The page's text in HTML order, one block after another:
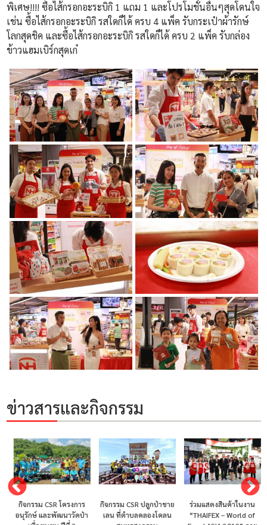
พิเศษ!!!! ซื้อไส้กรอกอะระบิกิ 1 แถม 1 และโปรโมชั่นอื่นๆสุดโดนใจ
เช่น ซื้อไส้กรอกอะระบิกิ รสใดก็ได้ ครบ 4 แพ็ค รับกระเป๋าผ้ารักษ์
โลกสุดชิค และซื้อไส้กรอกอะระบิกิ รสใดก็ได้ ครบ 2 แพ็ค รับกล่อง
ข้าวแฮมเบิร์กสุดเก๋
ข่าวสารและกิจกรรม
กิจกรรม CSR โครงการ
อนุรักษ์ และพัฒนาวัดป่า
กิจกรรม CSR ปลูกป่าชาย
เลน ที่ตำบลคลองโคลน
ร่วมแสดงสินค้าในงาน
“THAIFEX – World of